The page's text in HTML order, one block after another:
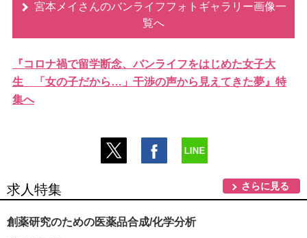
宮本メイさんのバンライフフォトギャラリー画像一
覧へ
『コロナ禍で留学断念、バンライフをはじめた女子大
生 「女の子だから…」干渉の声から見えてきた夢』特
集へ
求人特集 さらに見る
創薬研究のための医薬品合成/化学分析